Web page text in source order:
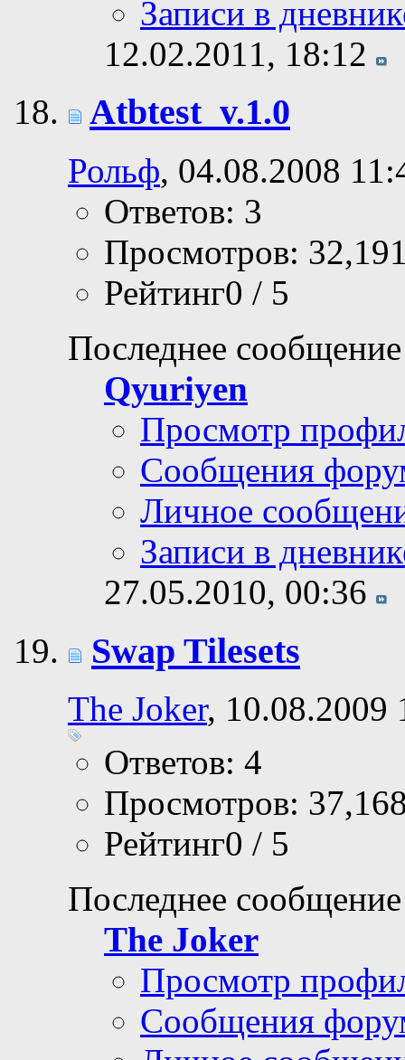
Записи в
12.02.2011, 18:12
Atbtest_v.1.0
Рольф, 04.08.2008
Ответов: 3
Просмотров:
Рейтинг0 / 5
Последнее
Qyuriyen
Просмотр
Сообщения
Личное
Записи в
27.05.2010, 00:36
Swap Tilesets
The Joker, 10.08.2009
Ответов: 4
Просмотров:
Рейтинг0 / 5
Последнее
The Joker
Просмотр
Сообщения